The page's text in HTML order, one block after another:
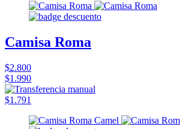
Camisa Roma
$2.800
$1.990
$1.791